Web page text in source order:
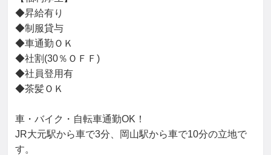
◆昇給有り
◆制服貸与
◆車通勤ＯＫ
◆社割(30％ＯＦＦ)
◆社員登用有
◆茶髪ＯＫ
車・バイク・自転車通勤OK！
JR大元駅から車で3分、岡山駅から車で10分の立地で
す。